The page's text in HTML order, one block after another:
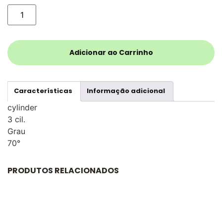
Adicionar ao Carrinho
Características Informação adicional
cylinder
3 cil.
Grau
70°
PRODUTOS RELACIONADOS